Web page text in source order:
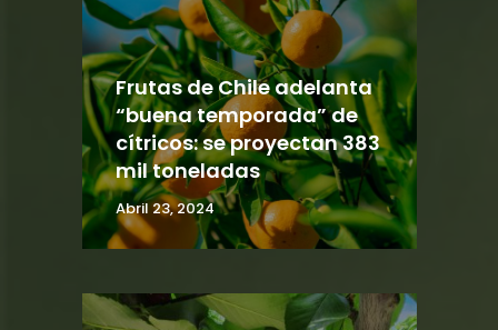
Frutas de Chile adelanta
“buena temporada” de
cítricos: se proyectan 383
mil toneladas
Abril 23, 2024